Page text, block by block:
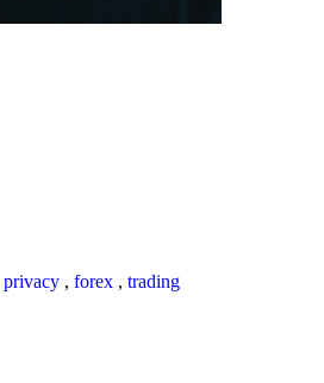
privacy , forex , trading